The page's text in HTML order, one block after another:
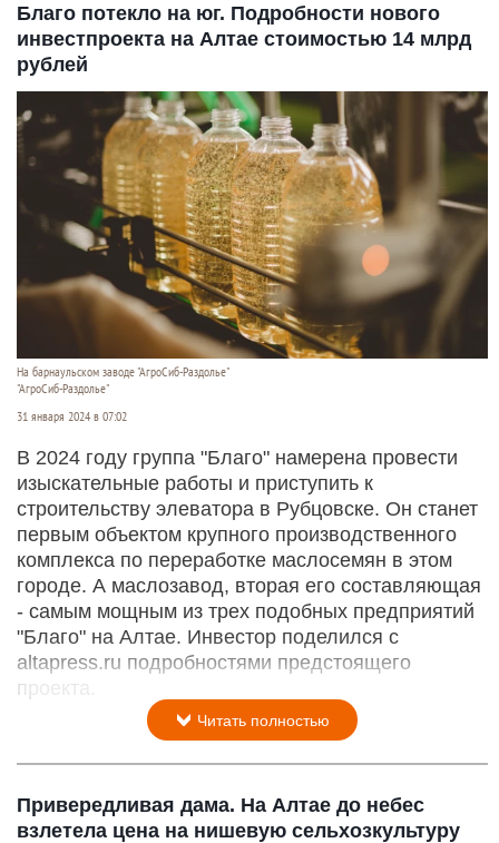
Благо потекло на юг. Подробности нового
инвестпроекта на Алтае стоимостью 14 млрд
рублей
На барнаульском заводе "АгроСиб-Раздолье"
"АгроСиб-Раздолье"
31 января 2024 в 07:02
В 2024 году группа "Благо" намерена провести
изыскательные работы и приступить к
строительству элеватора в Рубцовске. Он станет
первым объектом крупного производственного
комплекса по переработке маслосемян в этом
городе. А маслозавод, вторая его составляющая
- самым мощным из трех подобных предприятий
"Благо" на Алтае. Инвестор поделился с
altapress.ru подробностями предстоящего
проекта.
Читать полностью
Привередливая дама. На Алтае до небес
взлетела цена на нишевую сельхозкультуру